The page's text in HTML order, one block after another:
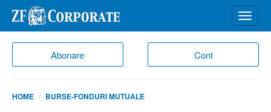
Abonare Cont
meniu
HOME BURSE-FONDURI MUTUALE